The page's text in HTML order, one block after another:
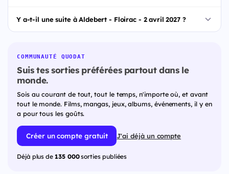
Y a-t-il une suite à Aldebert - Floirac - 2 avril 2027 ?
COMMUNAUTÉ QUODAT
Suis tes sorties préférées partout dans le
monde.
Sois au courant de tout, tout le temps, n'importe où, et avant
tout le monde. Films, mangas, jeux, albums, événements, il y en
a pour tous les goûts.
Créer un compte gratuit J'ai déjà un compte
Déjà plus de 135 000sorties publiées